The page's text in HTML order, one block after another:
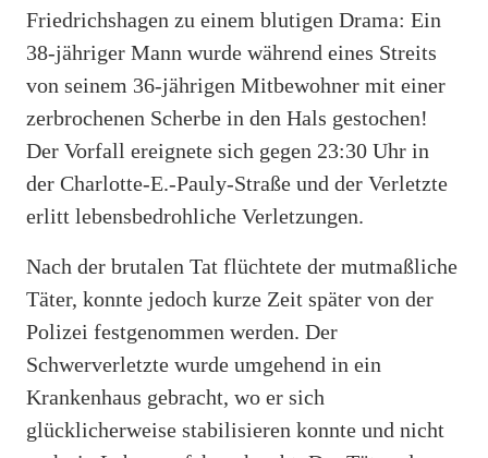
Friedrichshagen zu einem blutigen Drama: Ein
38-jähriger Mann wurde während eines Streits
von seinem 36-jährigen Mitbewohner mit einer
zerbrochenen Scherbe in den Hals gestochen!
Der Vorfall ereignete sich gegen 23:30 Uhr in
der Charlotte-E.-Pauly-Straße und der Verletzte
erlitt lebensbedrohliche Verletzungen.
Nach der brutalen Tat flüchtete der mutmaßliche
Täter, konnte jedoch kurze Zeit später von der
Polizei festgenommen werden. Der
Schwerverletzte wurde umgehend in ein
Krankenhaus gebracht, wo er sich
glücklicherweise stabilisieren konnte und nicht